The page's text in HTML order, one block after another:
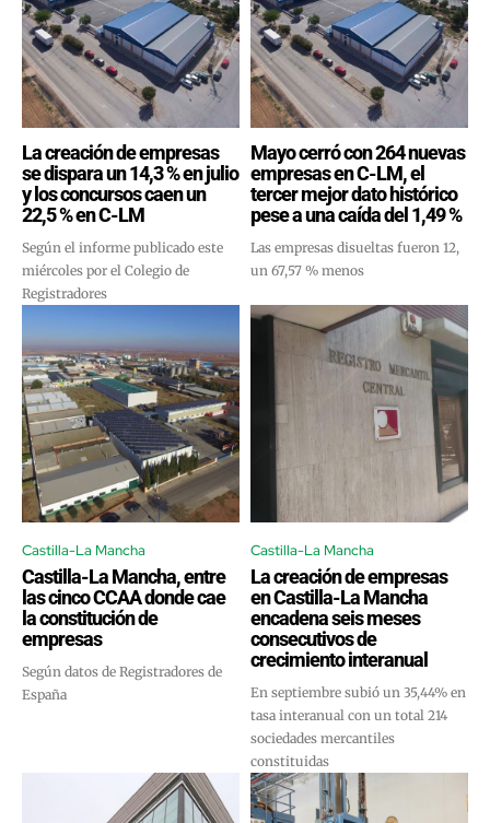
La creación de empresas
se dispara un 14,3 % en julio
y los concursos caen un
22,5 % en C-LM
Según el informe publicado este
miércoles por el Colegio de
Registradores
Mayo cerró con 264 nuevas
empresas en C-LM, el
tercer mejor dato histórico
pese a una caída del 1,49 %
Las empresas disueltas fueron 12,
un 67,57 % menos
Castilla-La Mancha
Castilla-La Mancha, entre
las cinco CCAA donde cae
la constitución de
empresas
Según datos de Registradores de
España
Castilla-La Mancha
La creación de empresas
en Castilla-La Mancha
encadena seis meses
consecutivos de
crecimiento interanual
En septiembre subió un 35,44% en
tasa interanual con un total 214
sociedades mercantiles
constituidas